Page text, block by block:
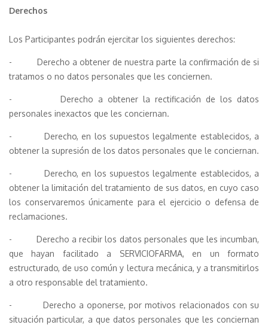
Derechos
Los Participantes podrán ejercitar los siguientes derechos:
- Derecho a obtener de nuestra parte la confirmación de si
tratamos o no datos personales que les conciernen.
- Derecho a obtener la rectificación de los datos
personales inexactos que les conciernan.
- Derecho, en los supuestos legalmente establecidos, a
obtener la supresión de los datos personales que le conciernan.
- Derecho, en los supuestos legalmente establecidos, a
obtener la limitación del tratamiento de sus datos, en cuyo caso
los conservaremos únicamente para el ejercicio o defensa de
reclamaciones.
- Derecho a recibir los datos personales que les incumban,
que hayan facilitado a SERVICIOFARMA, en un formato
estructurado, de uso común y lectura mecánica, y a transmitirlos
a otro responsable del tratamiento.
- Derecho a oponerse, por motivos relacionados con su
situación particular, a que datos personales que les conciernan